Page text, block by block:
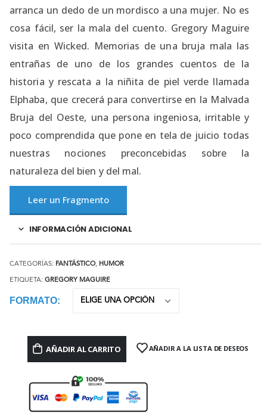
arranca un dedo de un mordisco a una mujer. No es
cosa fácil, ser la mala del cuento. Gregory Maguire
visita en Wicked. Memorias de una bruja mala las
entrañas de uno de los grandes cuentos de la
historia y rescata a la niñita de piel verde llamada
Elphaba, que crecerá para convertirse en la Malvada
Bruja del Oeste, una persona ingeniosa, irritable y
poco comprendida que pone en tela de juicio todas
nuestras nociones preconcebidas sobre la
naturaleza del bien y del mal.
Leer un Fragmento
INFORMACIÓN ADICIONAL
CATEGORÍAS: FANTÁSTICO, HUMOR
ETIQUETA: GREGORY MAGUIRE
FORMATO
AÑADIR AL CARRITO AÑADIR A LA LISTA DE DESEOS